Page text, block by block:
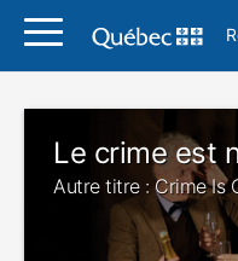
Le crime est
Autre titre : Crime Is